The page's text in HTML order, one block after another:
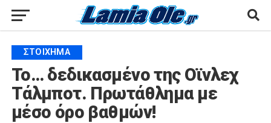
ΣΤΟΊΧΗΜΑ
Το… δεδικασμένο της Οϊνλεχ
Τάλμποτ. Πρωτάθλημα με
μέσο όρο βαθμών!